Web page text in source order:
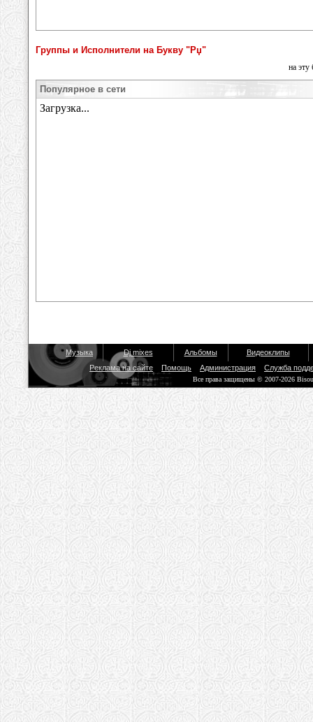
Группы и Исполнители на Букву "Рџ"
на эту
Популярное в сети
Музыка Dj mixes Альбомы
Видеоклипы
Реклама на сайте
Помощь Администрация Служба
Все права защищены © 2007-2026